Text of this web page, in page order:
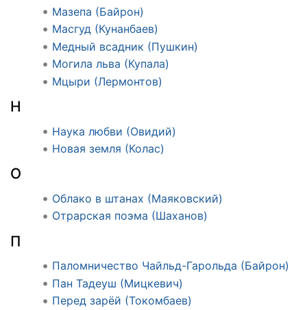
Мазепа (Байрон)
Масгуд (Кунанбаев)
Медный всадник (Пушкин)
Могила льва (Купала)
Мцыри (Лермонтов)
Н
Наука любви (Овидий)
Новая земля (Колас)
О
Облако в штанах (Маяковский)
Отрарская поэма (Шаханов)
П
Паломничество Чайльд-Гарольда (Байрон)
Пан Тадеуш (Мицкевич)
Перед зарёй (Токомбаев)